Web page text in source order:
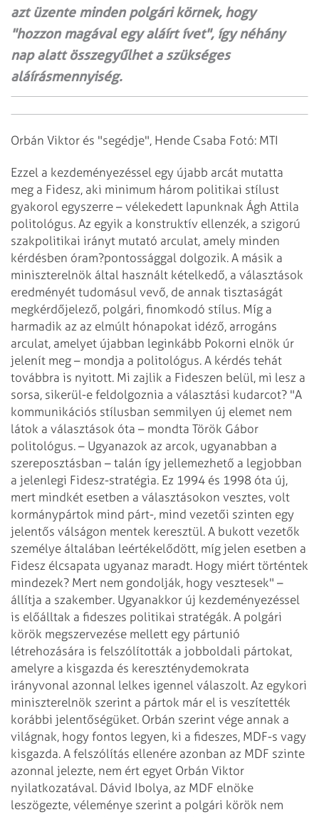
azt üzente minden polgári körnek, hogy
"hozzon magával egy aláírt ívet", így néhány
nap alatt összegyűlhet a szükséges
aláírásmennyiség.
Orbán Viktor és "segédje", Hende Csaba Fotó: MTI
Ezzel a kezdeményezéssel egy újabb arcát mutatta
meg a Fidesz, aki minimum három politikai stílust
gyakorol egyszerre – vélekedett lapunknak Ágh Attila
politológus. Az egyik a konstruktív ellenzék, a szigorú
szakpolitikai irányt mutató arculat, amely minden
kérdésben óram?pontossággal dolgozik. A másik a
miniszterelnök által használt kételkedő, a választások
eredményét tudomásul vevő, de annak tisztaságát
megkérdőjelező, polgári, finomkodó stílus. Míg a
harmadik az az elmúlt hónapokat idéző, arrogáns
arculat, amelyet újabban leginkább Pokorni elnök úr
jelenít meg – mondja a politológus. A kérdés tehát
továbbra is nyitott. Mi zajlik a Fideszen belül, mi lesz a
sorsa, sikerül-e feldolgoznia a választási kudarcot? "A
kommunikációs stílusban semmilyen új elemet nem
látok a választások óta – mondta Török Gábor
politológus. – Ugyanazok az arcok, ugyanabban a
szereposztásban – talán így jellemezhető a legjobban
a jelenlegi Fidesz-stratégia. Ez 1994 és 1998 óta új,
mert mindkét esetben a választásokon vesztes, volt
kormánypártok mind párt-, mind vezetői szinten egy
jelentős válságon mentek keresztül. A bukott vezetők
személye általában leértékelődött, míg jelen esetben a
Fidesz élcsapata ugyanaz maradt. Hogy miért történtek
mindezek? Mert nem gondolják, hogy vesztesek" –
állítja a szakember. Ugyanakkor új kezdeményezéssel
is előálltak a fideszes politikai stratégák. A polgári
körök megszervezése mellett egy pártunió
létrehozására is felszólították a jobboldali pártokat,
amelyre a kisgazda és kereszténydemokrata
irányvonal azonnal lelkes igennel válaszolt. Az egykori
miniszterelnök szerint a pártok már el is veszítették
korábbi jelentőségüket. Orbán szerint vége annak a
világnak, hogy fontos legyen, ki a fideszes, MDF-s vagy
kisgazda. A felszólítás ellenére azonban az MDF szinte
azonnal jelezte, nem ért egyet Orbán Viktor
nyilatkozatával. Dávid Ibolya, az MDF elnöke
leszögezte, véleménye szerint a polgári körök nem